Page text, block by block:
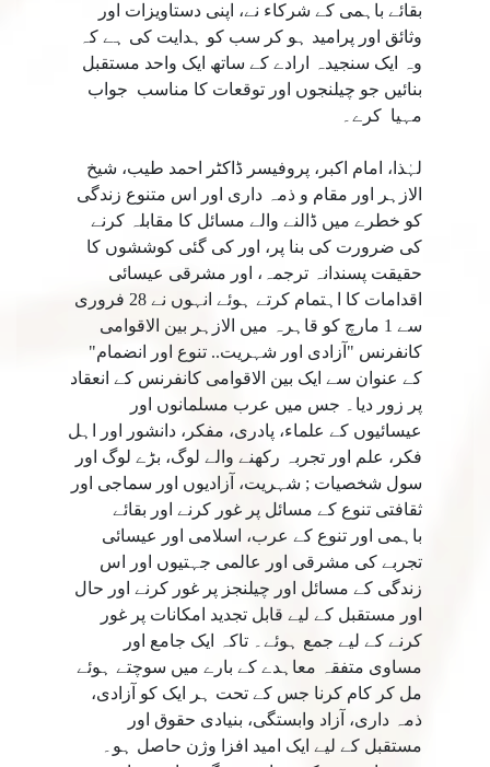
بقائے باہمی کے شرکاء نے، اپنی دستاویزات اور
وثائق اور پرامید ہو کر سب کو ہدایت کی ہے کہ
وہ ایک سنجیدہ ارادے کے ساتھ ایک واحد مستقبل
بنائیں جو چیلنجوں اور توقعات کا مناسب جواب
مہیا کرے۔
لہٰذا، امام اکبر، پروفیسر ڈاکٹر احمد طیب، شیخ
الازہر اور مقام و ذمہ داری اور اس متنوع زندگی
کو خطرے میں ڈالنے والے مسائل کا مقابلہ کرنے
کی ضرورت کی بنا پر، اور کی گئی کوششوں کا
حقیقت پسندانہ ترجمہ، اور مشرقی عیسائی
اقدامات کا اہتمام کرتے ہوئے انہوں نے 28 فروری
سے 1 مارچ کو قاہرہ میں الازہر بین الاقوامی
کانفرنس "آزادی اور شہریت.. تنوع اور انضمام"
کے عنوان سے ایک بین الاقوامی کانفرنس کے انعقاد
پر زور دیا۔ جس میں عرب مسلمانوں اور
عیسائیوں کے علماء، پادری، مفکر، دانشور اور اہل
فکر، علم اور تجربہ رکھنے والے لوگ، بڑے لوگ اور
سول شخصیات ; شہریت، آزادیوں اور سماجی اور
ثقافتی تنوع کے مسائل پر غور کرنے اور بقائے
باہمی اور تنوع کے عرب، اسلامی اور عیسائی
تجربے کی مشرقی اور عالمی جہتیوں اور اس
زندگی کے مسائل اور چیلنجز پر غور کرنے اور حال
اور مستقبل کے لیے قابل تجدید امکانات پر غور
کرنے کے لیے جمع ہوئے۔ تاکہ ایک جامع اور
مساوی متفقہ معاہدے کے بارے میں سوچتے ہوئے
مل کر کام کرنا جس کے تحت ہر ایک کو آزادی،
ذمہ داری، آزاد وابستگی، بنیادی حقوق اور
مستقبل کے لیے ایک امید افزا وژن حاصل ہو۔